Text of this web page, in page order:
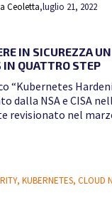
Ceoletta,luglio 21, 2022
IN SICUREZZA
IN QUATTRO STEP
“Kubernetes
dalla NSA e CISA
revisionato nel
KUBERNETES, CLOUD